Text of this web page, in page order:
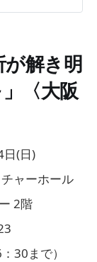
解き明
〈大阪
(日)
ャーホール
2階
30まで）